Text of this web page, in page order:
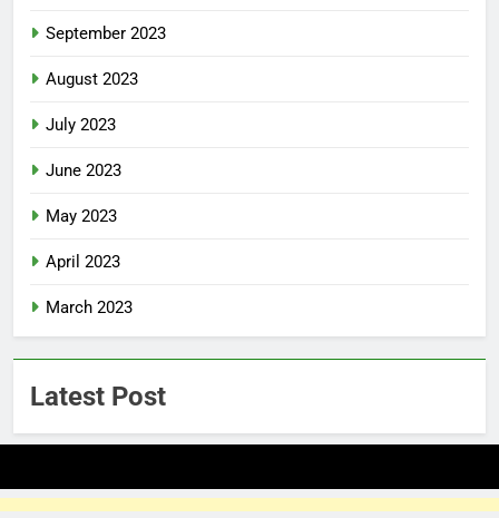
September 2023
August 2023
July 2023
June 2023
May 2023
April 2023
March 2023
Latest Post